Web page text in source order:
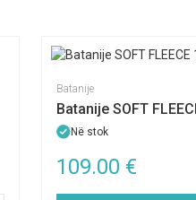
Batanije
Batanije SOFT
Në stok
109.00 €